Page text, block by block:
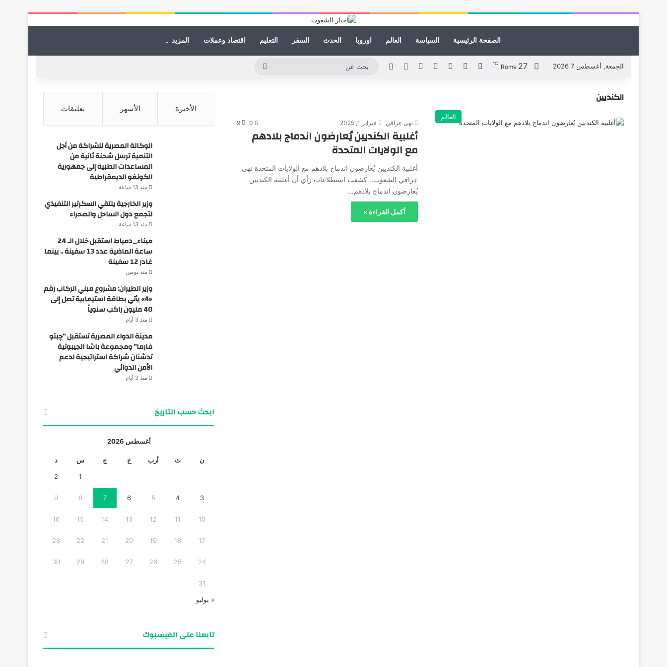
الصفحة الرئيسية السياسة العالم اوروبا الحدث السفر التعليم اقتصاد وعملات المزيد
الجمعة, أغسطس 7 2026 Rome 27
℃ فيسبوك لينكدإنيوتيوب انستقراممقال عشوائي
الوضع المظلم
الكنديين
العالم
نهى عراقي فبراير 1, 2025 0
9
أغلبية الكنديين يُعارضون اندماج بلادهم
مع الولايات المتحدة
أغلبية الكنديين يُعارضون اندماج بلادهم مع الولايات المتحدة نهى
عراقي الشعوب.. كشفت استطلاعات رأي أن أغلبية الكنديين
يُعارضون اندماج بلادهم…
أكمل القراءة »
الأخيرة الأشهر تعليقات
الوكالة المصرية للشراكة من أجل
التنمية ترسل شحنة ثانية من
المساعدات الطبية إلى جمهورية
الكونغو الديمقراطية
منذ 13 ساعة
وزير الخارجية يلتقي السكرتير التنفيذي
لتجمع دول الساحل والصحراء
منذ 13 ساعة
ميناء_دمياط استقبل خلال الـ 24
ساعة الماضية عدد 13 سفينة .. بينما
غادر 12 سفينة
منذ يومين
وزير الطيران: مشروع مبني الركاب رقم
«4» يأتي بطاقة استيعابية تصل إلى
40 مليون راكب سنوياً
منذ 3 أيام
مدينة الدواء المصرية تستقبل “چبتو
فارما” ومجموعة باشا الجيبوتية
تدشنان شراكة استراتيجية لدعم
الأمن الدوائي
منذ 3 أيام
ابحث حسب التاريخ
أغسطس 2026
ن ث أرب خ ج س د
1
2
3
4
5
6
7
8
9
10
11
12
13
14
15
16
17
18
19
20
21
22
23
24
25
26
27
28
29
30
31
« يوليو
تابعنا على الفيسبوك